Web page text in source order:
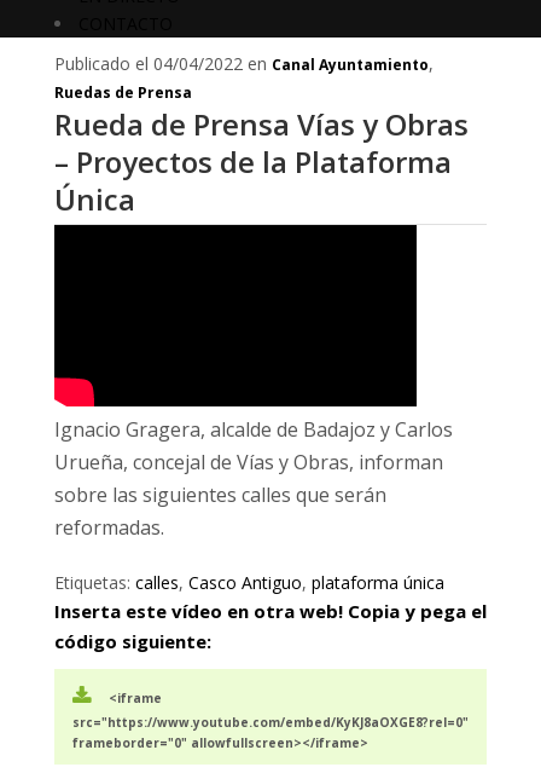
Publicado el 04/04/2022 en Canal Ayuntamiento,
Ruedas de Prensa
Rueda de Prensa Vías y Obras
– Proyectos de la Plataforma
Única
Ignacio Gragera, alcalde de Badajoz y Carlos
Urueña, concejal de Vías y Obras, informan
sobre las siguientes calles que serán
reformadas.
Etiquetas: calles, Casco Antiguo, plataforma única
Inserta este vídeo en otra web! Copia y pega el
código siguiente:
<iframe
src="https://www.youtube.com/embed/KyKJ8aOXGE8?rel=0"
frameborder="0" allowfullscreen></iframe>